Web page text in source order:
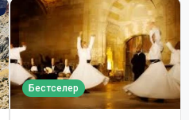
Бестселер